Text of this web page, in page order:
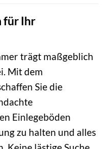
für Ihr
trägt maßgeblich
Mit dem
Sie die
Einlegeböden
zu halten und alles